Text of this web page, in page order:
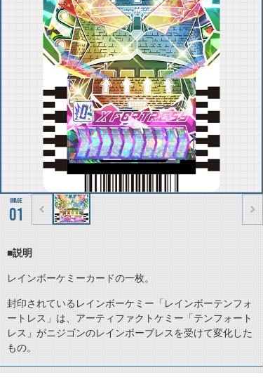
01
■説明
レインボーケミーカードの一枚。
封印されているレインボーケミー「レインボーテンフォ
ートレス」は、アーティファクトケミー「テンフォート
レス」がニジゴンのレインボーブレスを受けて変化した
もの。